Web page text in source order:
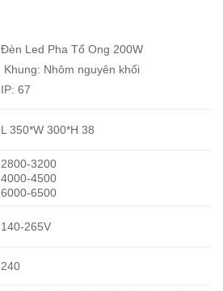
Đèn Led Pha Tổ Ong 200W
Khung: Nhôm nguyên khối
IP: 67
L 350*W 300*H 38
2800-3200
4000-4500
6000-6500
140-265V
240